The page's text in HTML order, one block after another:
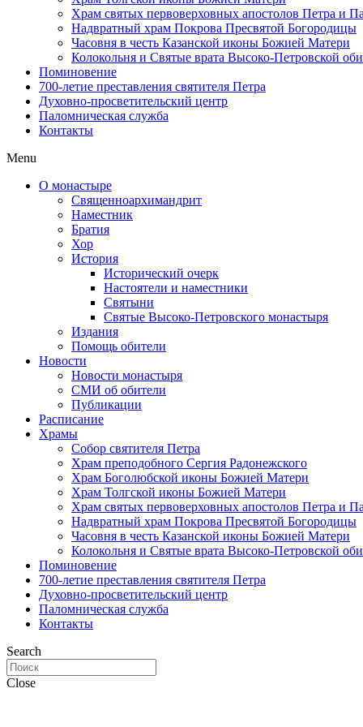
Храм святых первоверховных апостолов Петра и
Надвратный храм Покрова Пресвятой Богородицы
Часовня в честь Казанской иконы Божией Матери
Колокольня и Святые врата Высоко-Петровской
Поминовение
700-летие преставления святителя Петра
Духовно-просветительский центр
Паломническая служба
Контакты
Menu
О монастыре
Священноархимандрит
Наместник
Братия
Хор
История
Исторический очерк
Настоятели и наместники
Святыни
Святые Высоко-Петровского монастыря
Издания
Помощь обители
Новости
Новости монастыря
СМИ об обители
Публикации
Расписание
Храмы
Собор святителя Петра
Храм преподобного Сергия Радонежского
Храм Боголюбской иконы Божией Матери
Храм Толгской иконы Божией Матери
Храм святых первоверховных апостолов Петра и
Надвратный храм Покрова Пресвятой Богородицы
Часовня в честь Казанской иконы Божией Матери
Колокольня и Святые врата Высоко-Петровской
Поминовение
700-летие преставления святителя Петра
Духовно-просветительский центр
Паломническая служба
Контакты
Search
Close